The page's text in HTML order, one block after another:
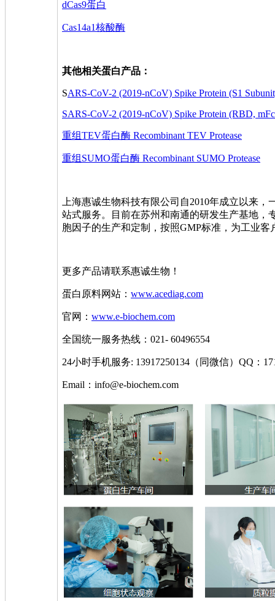
dCas9蛋白
Cas14a1核酸酶
其他相关蛋白产品：
SARS-CoV-2 (2019-nCoV) Spike Protein (S1
SARS-CoV-2 (2019-nCoV) Spike Protein (RBD,
重组TEV蛋白酶 Recombinant TEV Protease
重组SUMO蛋白酶 Recombinant SUMO Protease
上海惠诚生物科技有限公司自2010年成立以来
站式服务。目前在苏州和南通的研发生产基地，
胞因子的生产和定制，按照GMP标准，为工业客
更多产品请联系惠诚生物！
蛋白原料网站： www.acediag.com
官网： www.e-biochem.com
全国统一服务热线：021- 60496554
24小时手机服务: 13917250134（同微信）QQ：
Email：info@e-biochem.com